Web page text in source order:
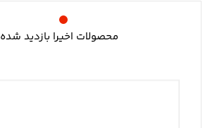
محصولات اخیرا بازدید شده